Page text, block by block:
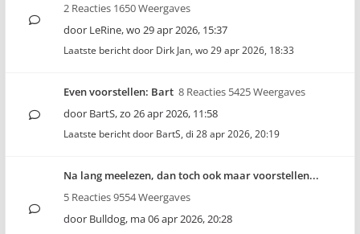
2 Reacties 1650 Weergaves
door LeRine,wo 29 apr 2026, 15:37
Laatste bericht door Dirk Jan, wo 29 apr 2026, 18:33
Even voorstellen: Bart 8 Reacties 5425 Weergaves
door BartS,zo 26 apr 2026, 11:58
Laatste bericht door BartS, di 28 apr 2026, 20:19
Na lang meelezen, dan toch ook maar voorstellen...
5 Reacties 9554 Weergaves
door Bulldog, ma 06 apr 2026, 20:28